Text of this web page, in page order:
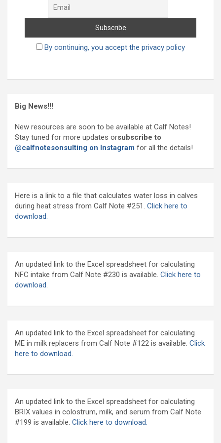
By continuing, you accept the privacy policy
Big News!!!
New resources are soon to be available at Calf Notes!
Stay tuned for more updates orsubscribe to
@calfnotesonsulting on Instagram for all the details!
Here is a link to a file that calculates water loss in calves
during heat stress from Calf Note #251. Click here to
download.
An updated link to the Excel spreadsheet for calculating
NFC intake from Calf Note #230 is available. Click here to
download.
An updated link to the Excel spreadsheet for calculating
ME in milk replacers from Calf Note #122 is available. Click
here to download.
An updated link to the Excel spreadsheet for calculating
BRIX values in colostrum, milk, and serum from Calf Note
#199 is available. Click here to download.